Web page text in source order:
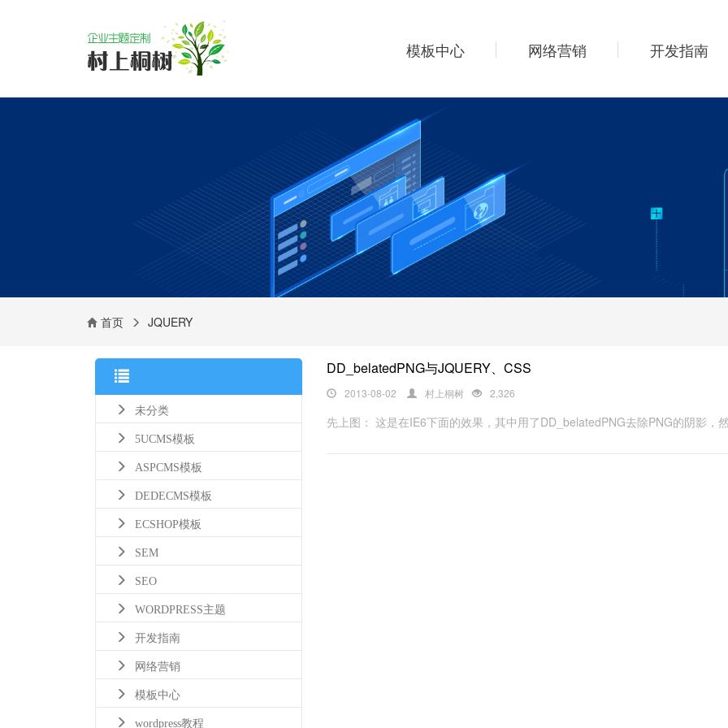
模板中心 网络营销 开发指南
首页 JQUERY
未分类
5UCMS模板
ASPCMS模板
DEDECMS模板
ECSHOP模板
SEM
SEO
WORDPRESS主题
开发指南
网络营销
模板中心
wordpress教程
DD_belatedPNG与JQUERY、CSS
2013-08-02 村上桐树 2,326
先上图： 这是在IE6下面的效果，其中用了DD_belatedPNG去除PNG的阴影，